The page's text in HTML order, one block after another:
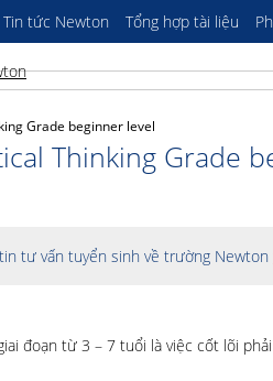
Tin tức Newton Tổng hợp tài liệu
Grade beginner level
Thinking Grade
tư vấn tuyển sinh về trường Newton
đoạn từ 3 – 7 tuổi là việc cốt lõi